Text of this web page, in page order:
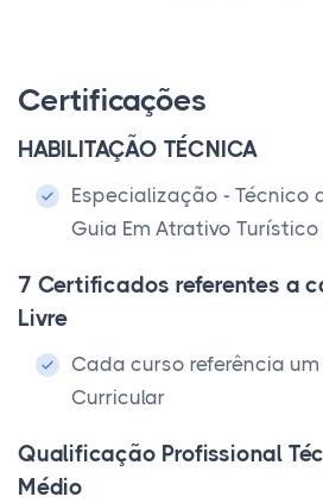
Certificações
HABILITAÇÃO TÉCNICA
Especialização - Técnico
Guia Em Atrativo
7 Certificados referentes a
Livre
Cada curso referência
Curricular
Qualificação Profissional
Médio